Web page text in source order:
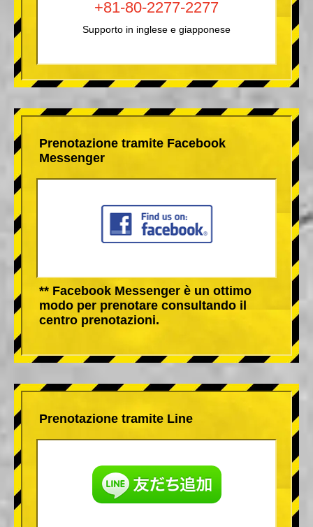
+81-80-2277-2277
Supporto in inglese e giapponese
Prenotazione tramite Facebook
Messenger
** Facebook Messenger è un ottimo
modo per prenotare consultando il
centro prenotazioni.
Prenotazione tramite Line